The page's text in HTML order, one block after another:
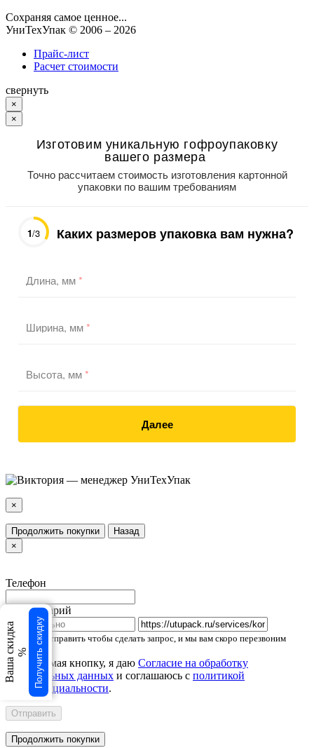
Сохраняя самое ценное...
УниТехУпак © 2006 – 2026
Прайс-лист
Расчет стоимости
свернуть
×
×
Изготовим уникальную гофроупаковку
вашего размера
Точно рассчитаем стоимость изготовления картонной
упаковки по вашим требованиям
1/3 Каких размеров упаковка вам нужна?
Длина, мм*
Ширина, мм*
Высота, мм*
Далее
×
Продолжить покупки
Назад
×
Телефон
Комментарий
Нажмите Отправить чтобы сделать запрос, и мы вам скоро перезвоним
Нажимая кнопку, я даю Согласие на обработку
персональных данных и соглашаюсь с политикой
конфиденциальности.
Отправить
Продолжить покупки
Ваша скидка % Получить скидку